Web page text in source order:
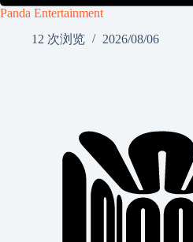
Panda Entertainment
12 次浏览
2026/08/06